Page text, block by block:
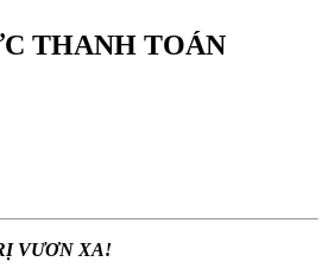
THANH TOÁN
VƯƠN XA!